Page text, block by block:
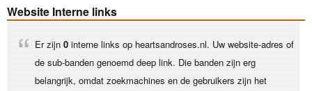
Website Interne links
Er zijn 0 interne links op heartsandroses.nl. Uw website-adres of
de sub-banden genoemd deep link. Die banden zijn erg
belangrijk, omdat zoekmachines en de gebruikers zijn het